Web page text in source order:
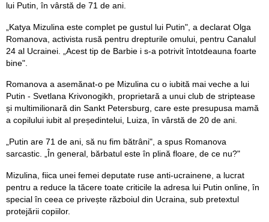
lui Putin, în vârstă de 71 de ani.
„Katya Mizulina este complet pe gustul lui Putin", a declarat Olga
Romanova, activista rusă pentru drepturile omului, pentru Canalul
24 al Ucrainei. „Acest tip de Barbie i s-a potrivit întotdeauna foarte
bine".
Romanova a asemănat-o pe Mizulina cu o iubită mai veche a lui
Putin - Svetlana Krivonogikh, proprietară a unui club de striptease
și multimilionară din Sankt Petersburg, care este presupusa mamă
a copilului iubit al președintelui, Luiza, în vârstă de 20 de ani.
„Putin are 71 de ani, să nu fim bătrâni", a spus Romanova
sarcastic. „În general, bărbatul este în plină floare, de ce nu?"
Mizulina, fiica unei femei deputate ruse anti-ucrainene, a lucrat
pentru a reduce la tăcere toate criticile la adresa lui Putin online, în
special în ceea ce privește războiul din Ucraina, sub pretextul
protejării copiilor.